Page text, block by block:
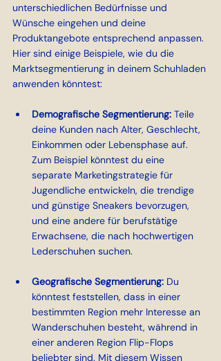
unterschiedlichen Bedürfnisse und
Wünsche eingehen und deine
Produktangebote entsprechend anpassen.
Hier sind einige Beispiele, wie du die
Marktsegmentierung in deinem Schuhladen
anwenden könntest:
Demografische Segmentierung: Teile
deine Kunden nach Alter, Geschlecht,
Einkommen oder Lebensphase auf.
Zum Beispiel könntest du eine
separate Marketingstrategie für
Jugendliche entwickeln, die trendige
und günstige Sneakers bevorzugen,
und eine andere für berufstätige
Erwachsene, die nach hochwertigen
Lederschuhen suchen.
Geografische Segmentierung: Du
könntest feststellen, dass in einer
bestimmten Region mehr Interesse an
Wanderschuhen besteht, während in
einer anderen Region Flip-Flops
beliebter sind. Mit diesem Wissen